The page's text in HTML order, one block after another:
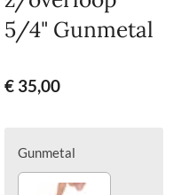
5/4" Gunmetal
€ 35,00
Gunmetal